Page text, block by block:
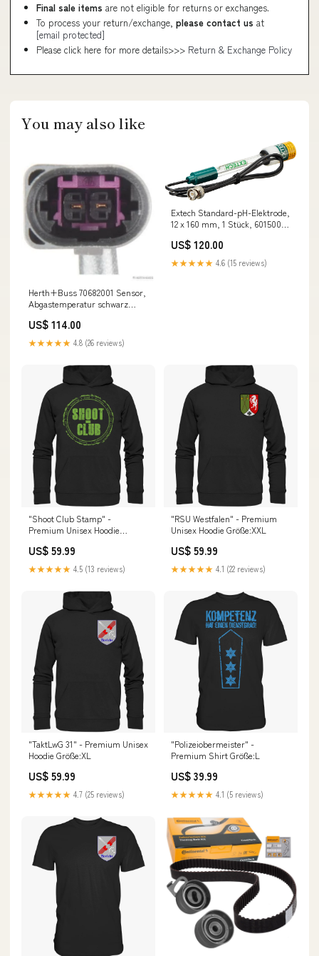
Final sale items are not eligible for returns or exchanges.
To process your return/exchange, please contact us at
[email protected]
Please click here for more details>>> Return & Exchange Policy
You may also like
Herth+Buss 70682001 Sensor,
Abgastemperatur schwarz
US$ 114.00
★★★★★ 4.8 (26 reviews)
Extech Standard-pH-Elektrode,
12 x 160 mm, 1 Stück, 601500
US$ 120.00
★★★★★ 4.6 (15 reviews)
"Shoot Club Stamp" -
Premium Unisex Hoodie
US$ 59.99
★★★★★ 4.5 (13 reviews)
"RSU Westfalen" - Premium
Unisex Hoodie Größe:XXL
US$ 59.99
★★★★★ 4.1 (22 reviews)
"TaktLwG 31" - Premium Unisex
Hoodie Größe:XL
US$ 59.99
★★★★★ 4.7 (25 reviews)
"Polizeiobermeister" -
Premium Shirt Größe:L
US$ 39.99
★★★★★ 4.1 (5 reviews)